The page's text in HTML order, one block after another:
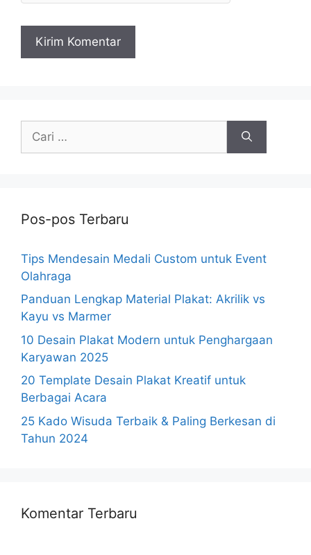
untuk:
Pos-pos Terbaru
Tips Mendesain Medali Custom untuk Event
Olahraga
Panduan Lengkap Material Plakat: Akrilik vs
Kayu vs Marmer
10 Desain Plakat Modern untuk Penghargaan
Karyawan 2025
20 Template Desain Plakat Kreatif untuk
Berbagai Acara
25 Kado Wisuda Terbaik & Paling Berkesan di
Tahun 2024
Komentar Terbaru